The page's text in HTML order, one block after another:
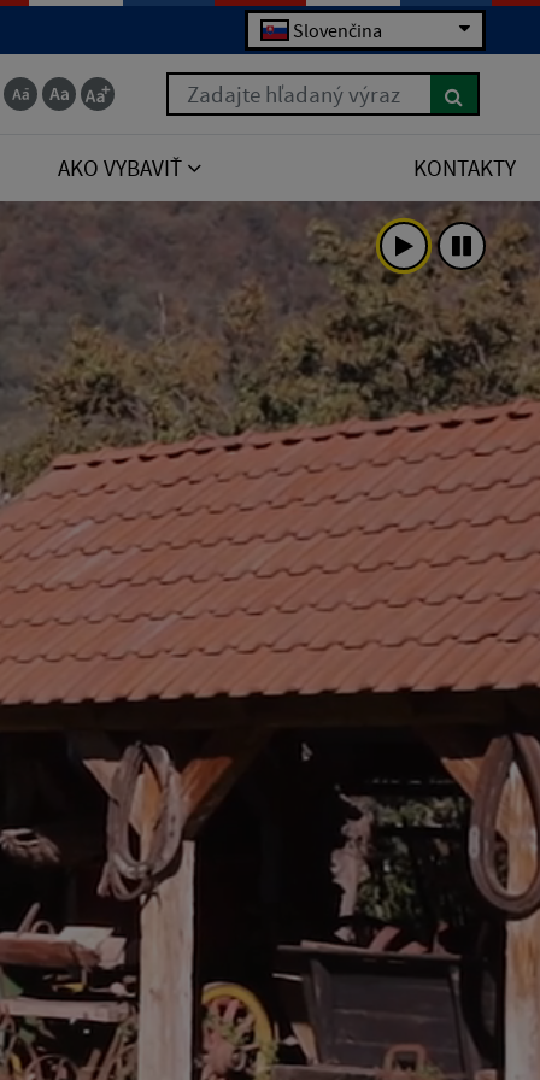
Slovenčina
Zadajte hľadaný výraz
AKO VYBAVIŤ KONTAKTY